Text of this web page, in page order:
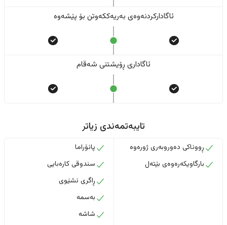
ئاگادارکردنەوەی بەریەککەوتن بۆ پێشەوە
ئاگاداری ڕۆیشتنی شەقام
تایبەتمەندی زیاتر
ڕووناکی دەوروبەری ژورەوە
بارگاویکەرەوەی بێتەل
پانۆراما
سندوقی کارەبایی
ڕاگری نشێوی
بەسمە
شاشە